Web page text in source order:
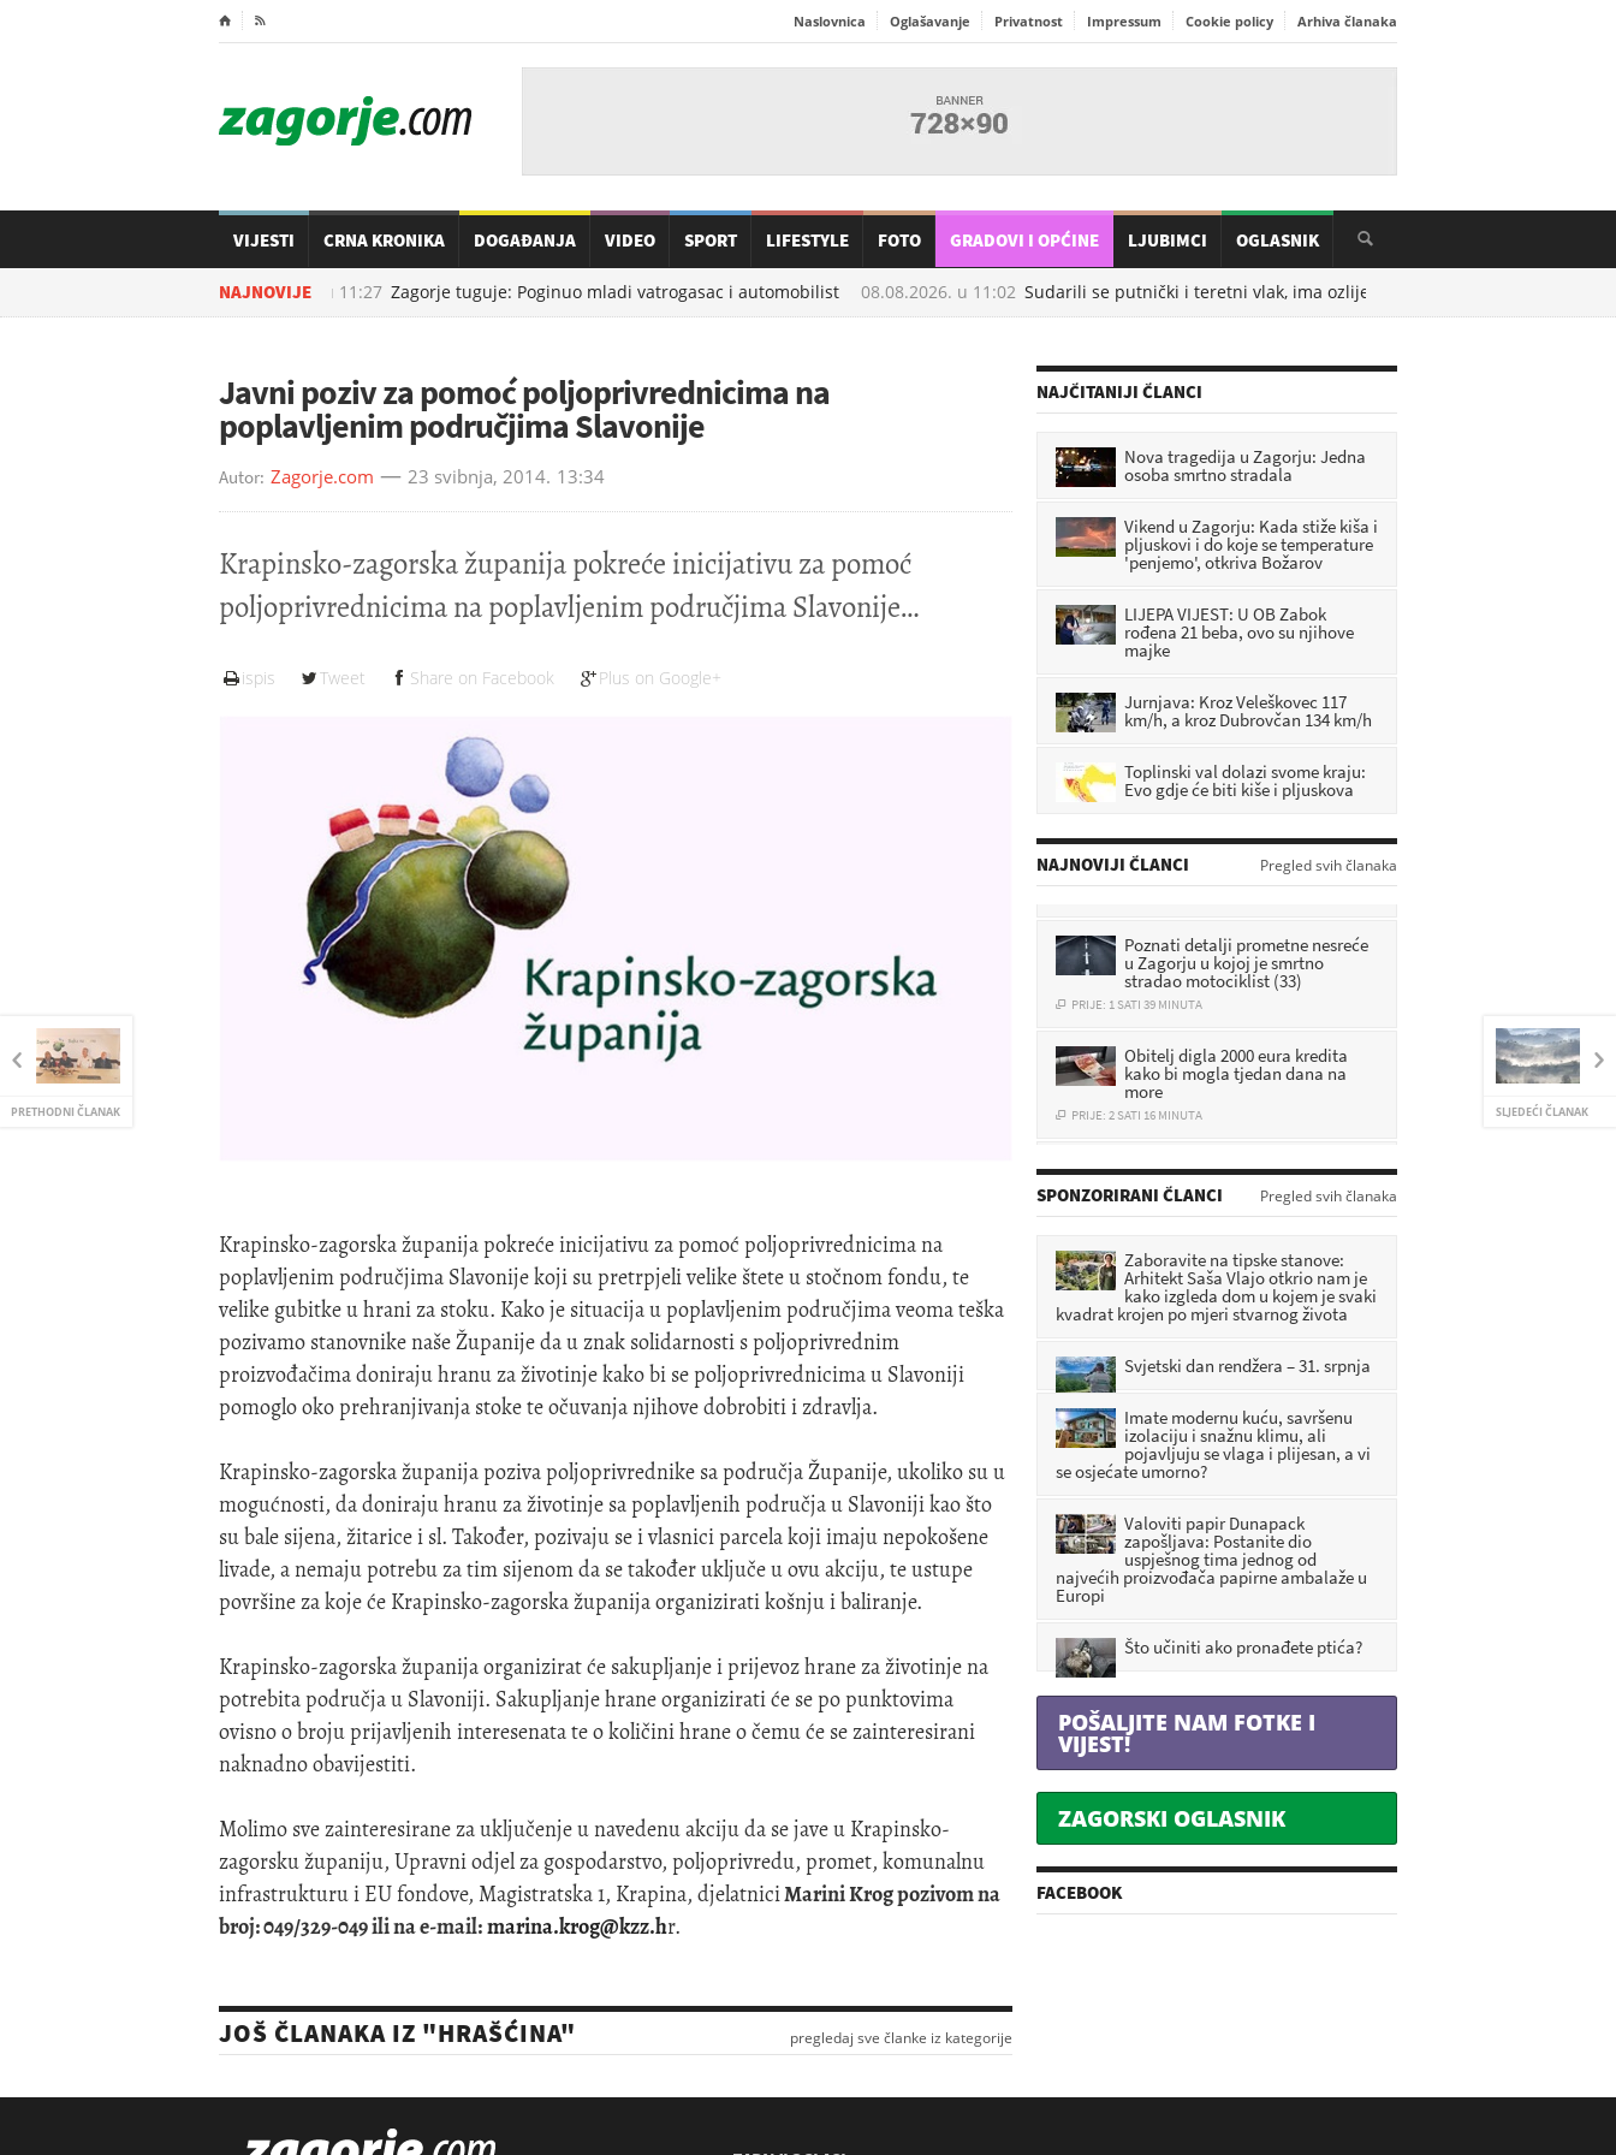
⌂  Naslovnica Oglašavanje Privatnost Impressum Cookie policy Arhiva članaka
VIJESTI CRNA KRONIKA DOGAĐANJA VIDEO SPORT LIFESTYLE FOTO GRADOVI I OPĆINE LJUBIMCI OGLASNIK
NAJNOVIJE
08.08.2026. u 11:27 Zagorje tuguje: Poginuo mladi vatrogasac i automobilist 08.08.2026. u11:02 Sudarili se putnički i teretni vlak, ima ozlijeđenih
PRETHODNI ČLANAK SLJEDEĆI ČLANAK
Javni poziv za pomoć poljoprivrednicima na
poplavljenim područjima Slavonije
Autor: Zagorje.com 23 svibnja, 2014. 13:34
Krapinsko-zagorska županija pokreće inicijativu za pomoć
poljoprivrednicima na poplavljenim područjima Slavonije
ispis Tweet Share on Facebook Plus on Google+
Krapinsko-zagorska županija pokreće inicijativu za pomoć poljoprivrednicima na
poplavljenim područjima Slavonije koji su pretrpjeli velike štete u stočnom fondu, te
velike gubitke u hrani za stoku. Kako je situacija u poplavljenim područjima veoma teška
pozivamo stanovnike naše Županije da u znak solidarnosti s poljoprivrednim
proizvođačima doniraju hranu za životinje kako bi se poljoprivrednicima u Slavoniji
pomoglo oko prehranjivanja stoke te očuvanja njihove dobrobiti i zdravlja.
Krapinsko-zagorska županija poziva poljoprivrednike sa područja Županije, ukoliko su u
mogućnosti, da doniraju hranu za životinje sa poplavljenih područja u Slavoniji kao što
su bale sijena, žitarice i sl. Također, pozivaju se i vlasnici parcela koji imaju nepokošene
livade, a nemaju potrebu za tim sijenom da se također uključe u ovu akciju, te ustupe
površine za koje će Krapinsko-zagorska županija organizirati košnju i baliranje.
Krapinsko-zagorska županija organizirat će sakupljanje i prijevoz hrane za životinje na
potrebita područja u Slavoniji. Sakupljanje hrane organizirati će se po punktovima
ovisno o broju prijavljenih interesenata te o količini hrane o čemu će se zainteresirani
naknadno obavijestiti.
Molimo sve zainteresirane za uključenje u navedenu akciju da se jave u Krapinsko-
zagorsku županiju, Upravni odjel za gospodarstvo, poljoprivredu, promet, komunalnu
infrastrukturu i EU fondove, Magistratska 1, Krapina, djelatniciMarini Krog pozivom na
broj: 049/329-049 ili na e-mail:marina.krog@kzz.hr.
JOŠ ČLANAKA IZ "HRAŠĆINA" pregledaj sve članke iz kategorije
NAJČITANIJI ČLANCI
Nova tragedija u Zagorju: Jedna
osoba smrtno stradala
Vikend u Zagorju: Kada stiže kiša i
pljuskovi i do koje se temperature
'penjemo', otkriva Božarov
LIJEPA VIJEST: U OB Zabok
rođena 21 beba, ovo su njihove
majke
Jurnjava: Kroz Veleškovec 117
km/h, a kroz Dubrovčan 134 km/h
Toplinski val dolazi svome kraju:
Evo gdje će biti kiše i pljuskova
NAJNOVIJI ČLANCI Pregled svih članaka
zbog smrti 71-godišnjeg
muškarca
 PRIJE: 1 SATI 6 MINUTA
Poznati detalji prometne nesreće
u Zagorju u kojoj je smrtno
stradao motociklist (33)
Obitelj digla 2000 eura kredita
kako bi mogla tjedan dana na
more
vatrogasac i automobilist
 PRIJE: 16 MINUTA
Sudarili se putnički i teretni vlak,
ima ozlijeđenih
PRIJE: 40 MINUTA
SPONZORIRANI ČLANCI Pregled svih članaka
Zaboravite na tipske stanove:
Arhitekt Saša Vlajo otkrio nam je
kako izgleda dom u kojem je svaki
kvadrat krojen po mjeri stvarnog života
Svjetski dan rendžera – 31. srpnja
Imate modernu kuću, savršenu
izolaciju i snažnu klimu, ali
pojavljuju se vlaga i plijesan, a vi
se osjećate umorno?
Valoviti papir Dunapack
zapošljava: Postanite dio
uspješnog tima jednog od
najvećih proizvođača papirne ambalaže u
Europi
Što učiniti ako pronađete ptića?
POŠALJITE NAM FOTKE I
VIJEST!
ZAGORSKI OGLASNIK
FACEBOOK